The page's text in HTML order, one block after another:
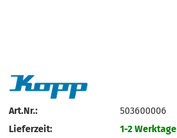
Art.Nr.:
503600006
Lieferzeit:
1-2 Werktage